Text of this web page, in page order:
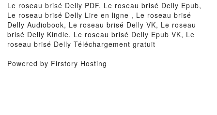
Le roseau brisé Delly PDF, Le roseau brisé Delly Epub,
Le roseau brisé Delly Lire en ligne , Le roseau brisé
Delly Audiobook, Le roseau brisé Delly VK, Le roseau
brisé Delly Kindle, Le roseau brisé Delly Epub VK, Le
roseau brisé Delly Téléchargement gratuit
Powered by Firstory Hosting